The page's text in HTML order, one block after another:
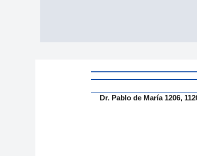
Dr. Pablo de María 1206,